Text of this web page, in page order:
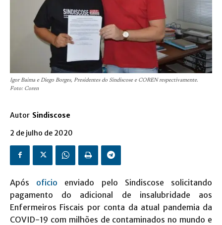
Igor Baima e Diego Borges, Presidentes do Sindiscose e COREN respectivamente.
Foto: Coren
Autor Sindiscose
2 de julho de 2020
Após oficio enviado pelo Sindiscose solicitando
pagamento do adicional de insalubridade aos
Enfermeiros Fiscais por conta da atual pandemia da
COVID-19 com milhões de contaminados no mundo e